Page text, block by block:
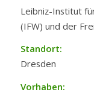
Leibniz-Institut
(IFW) und der
Standort:
Dresden
Vorhaben: